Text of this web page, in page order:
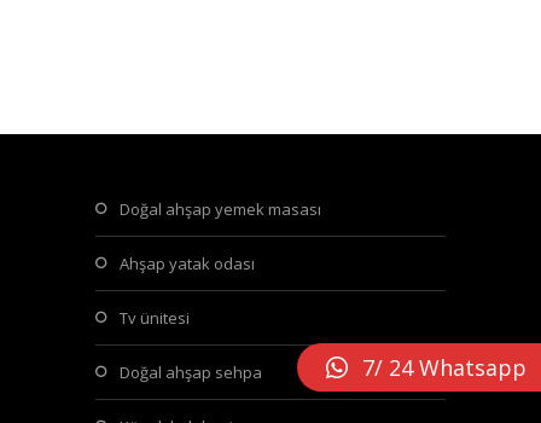
doğal ahşap yemek masası
ahşap yatak odası
tv ünitesi
doğal ahşap sehpa 7/ 24 Whatsapp